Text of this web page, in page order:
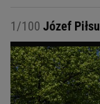
1/100 Józef